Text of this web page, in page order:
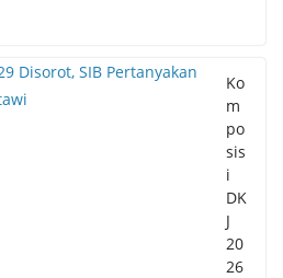
Ko
m
po
sis
i
DK
J
20
26